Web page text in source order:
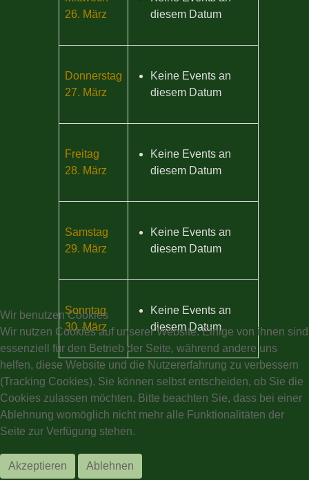
26. März
diesem Datum
Donnerstag
27. März
Keine Events an
diesem Datum
Freitag
28. März
Keine Events an
diesem Datum
Samstag
29. März
Keine Events an
diesem Datum
Sonntag
30. März
Keine Events an
diesem Datum
Wir benutzen Cookies
Wir nutzen Cookies auf unserer Website. Einige von ihnen sind
essenziell für den Betrieb der Seite, während andere uns
helfen, diese Website und die Nutzererfahrung zu verbessern
(Tracking Cookies). Sie können selbst entscheiden, ob Sie die
Cookies zulassen möchten. Bitte beachten Sie, dass bei einer
Ablehnung womöglich nicht mehr alle Funktionalitäten der
Seite zur Verfügung stehen.
Akzeptieren
Ablehnen